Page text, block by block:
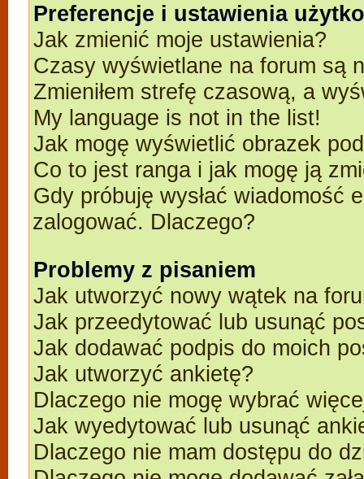
Preferencje i ustawienia
Jak zmienić moje ustawienia?
Czasy wyświetlane na forum są
Zmieniłem strefę czasową, a
My language is not in the list!
Jak mogę wyświetlić obrazek
Co to jest ranga i jak mogę ją
Gdy próbuję wysłać wiadomość
zalogować. Dlaczego?
Problemy z pisaniem
Jak utworzyć nowy wątek na
Jak przeedytować lub usunąć
Jak dodawać podpis do moich
Jak utworzyć ankietę?
Dlaczego nie mogę wybrać
Jak wyedytować lub usunąć
Dlaczego nie mam dostępu do